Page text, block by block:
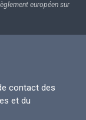
européen sur
contact des
et du